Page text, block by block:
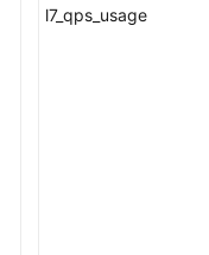
l7_qps_usage